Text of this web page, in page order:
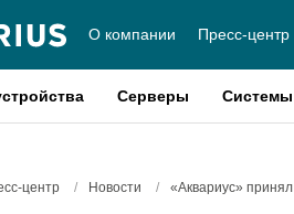
О компании Пресс-центр
Серверы Системы
центр / Новости / «Аквариус»